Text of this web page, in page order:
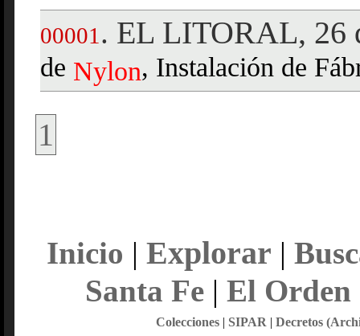
00001 . EL LITORAL, 26
de Nylon, Instalación de
1
Inicio | Explorar |
Santa Fe| El Orden
Colecciones| SIPAR | Decretos